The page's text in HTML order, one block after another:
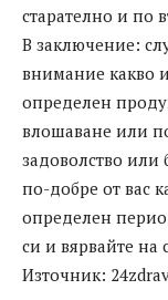
старателно и по
В заключение:
внимание какво
определен
влошаване или
задоволство или
по-добре от вас
определен
си и вярвайте на
Източник: